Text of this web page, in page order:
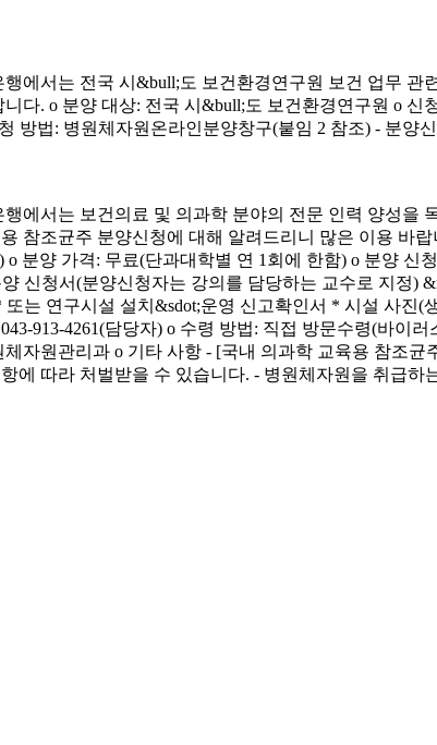
에서는 전국 시&bull;도 보건환경연구원 보건 업무
다. o 분양 대상: 전국 시&bull;도 보건환경연구원 o 신
방법: 병원체자원온라인분양창구(붙임 2 참조) - 분
에서는 보건의료 및 의과학 분야의 전문 인력 양성
참조균주 분양신청에 대해 알려드리니 많은 이용 바
o 분양 가격: 무료(단과대학별 연 1회에 한함) o 분양
신청서(분양신청자는 강의를 담당하는 교수로 지정)
는 연구시설 설치&sdot;운영 신고확인서 * 시설 사
913-4261(담당자) o 수령 방법: 직접 방문수령(바
자원관리과 o 기타 사항 - [국내 의과학 교육용 참조
에 따라 처벌받을 수 있습니다. - 병원체자원을 취급